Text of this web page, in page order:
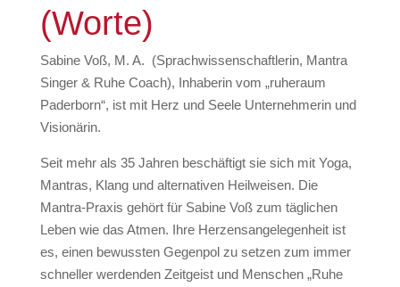
(Worte)
Sabine Voß, M. A. (Sprachwissenschaftlerin, Mantra
Singer & Ruhe Coach), Inhaberin vom „ruheraum
Paderborn“, ist mit Herz und Seele Unternehmerin und
Visionärin.
Seit mehr als 35 Jahren beschäftigt sie sich mit Yoga,
Mantras, Klang und alternativen Heilweisen. Die
Mantra-Praxis gehört für Sabine Voß zum täglichen
Leben wie das Atmen. Ihre Herzensangelegenheit ist
es, einen bewussten Gegenpol zu setzen zum immer
schneller werdenden Zeitgeist und Menschen „Ruhe